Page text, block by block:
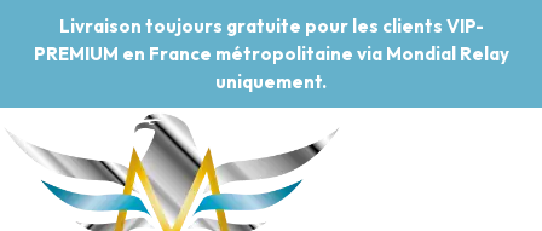
Livraison toujours gratuite pour les clients VIP-
PREMIUM en France métropolitaine via Mondial Relay
uniquement.